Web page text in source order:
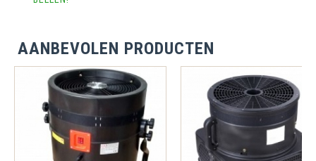
AANBEVOLEN PRODUCTEN